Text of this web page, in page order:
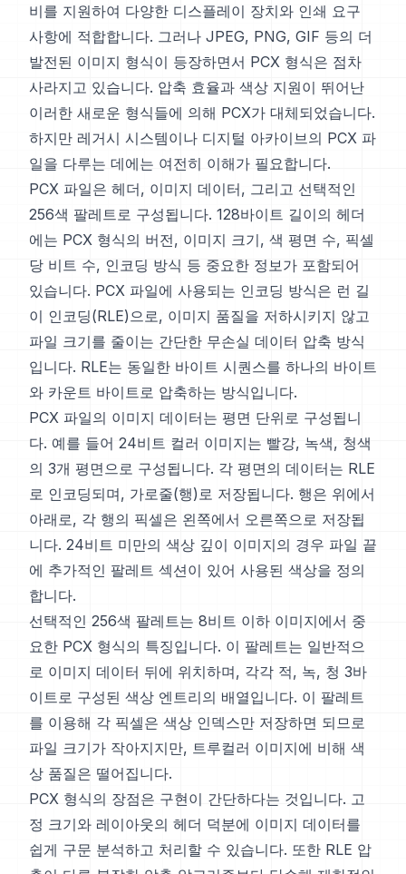
비를 지원하여 다양한 디스플레이 장치와 인쇄 요구
사항에 적합합니다. 그러나 JPEG, PNG, GIF 등의 더
발전된 이미지 형식이 등장하면서 PCX 형식은 점차
사라지고 있습니다. 압축 효율과 색상 지원이 뛰어난
이러한 새로운 형식들에 의해 PCX가 대체되었습니다.
하지만 레거시 시스템이나 디지털 아카이브의 PCX 파
일을 다루는 데에는 여전히 이해가 필요합니다.
PCX 파일은 헤더, 이미지 데이터, 그리고 선택적인
256색 팔레트로 구성됩니다. 128바이트 길이의 헤더
에는 PCX 형식의 버전, 이미지 크기, 색 평면 수, 픽셀
당 비트 수, 인코딩 방식 등 중요한 정보가 포함되어
있습니다. PCX 파일에 사용되는 인코딩 방식은 런 길
이 인코딩(RLE)으로, 이미지 품질을 저하시키지 않고
파일 크기를 줄이는 간단한 무손실 데이터 압축 방식
입니다. RLE는 동일한 바이트 시퀀스를 하나의 바이트
와 카운트 바이트로 압축하는 방식입니다.
PCX 파일의 이미지 데이터는 평면 단위로 구성됩니
다. 예를 들어 24비트 컬러 이미지는 빨강, 녹색, 청색
의 3개 평면으로 구성됩니다. 각 평면의 데이터는 RLE
로 인코딩되며, 가로줄(행)로 저장됩니다. 행은 위에서
아래로, 각 행의 픽셀은 왼쪽에서 오른쪽으로 저장됩
니다. 24비트 미만의 색상 깊이 이미지의 경우 파일 끝
에 추가적인 팔레트 섹션이 있어 사용된 색상을 정의
합니다.
선택적인 256색 팔레트는 8비트 이하 이미지에서 중
요한 PCX 형식의 특징입니다. 이 팔레트는 일반적으
로 이미지 데이터 뒤에 위치하며, 각각 적, 녹, 청 3바
이트로 구성된 색상 엔트리의 배열입니다. 이 팔레트
를 이용해 각 픽셀은 색상 인덱스만 저장하면 되므로
파일 크기가 작아지지만, 트루컬러 이미지에 비해 색
상 품질은 떨어집니다.
PCX 형식의 장점은 구현이 간단하다는 것입니다. 고
정 크기와 레이아웃의 헤더 덕분에 이미지 데이터를
쉽게 구문 분석하고 처리할 수 있습니다. 또한 RLE 압